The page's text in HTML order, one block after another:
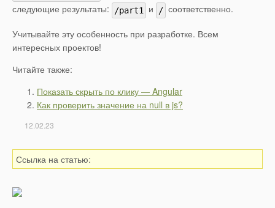
следующие результаты:
/part1 и / соответственно.
Учитывайте эту особенность при разработке. Всем
интересных проектов!
Читайте также:
Показать скрыть по клику — Angular
Как проверить значение на null в js?
12.02.23
Ссылка на статью: